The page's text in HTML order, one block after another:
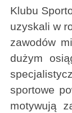
Klubu
uzyskali w
zawodów
dużym
sportowe
motywują